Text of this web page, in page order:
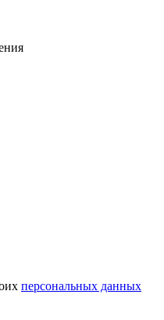
персональных данных